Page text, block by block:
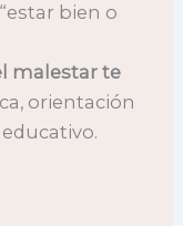
bien o
malestar te
orientación